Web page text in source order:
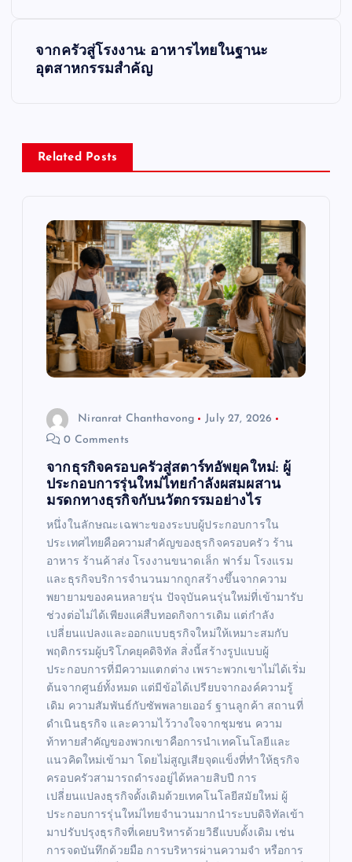
a
จากครัวสู่โรงงาน: อาหารไทยในฐานะ
อุตสาหกรรมสำคัญ
Related Posts
Niranrat Chanthavong
July 27, 2026
0 Comments
จากธุรกิจครอบครัวสู่สตาร์ทอัพยุคใหม่: ผู้
ประกอบการรุ่นใหม่ไทยกำลังผสมผสาน
มรดกทางธุรกิจกับนวัตกรรมอย่างไร
หนึ่งในลักษณะเฉพาะของระบบผู้ประกอบการใน
ประเทศไทยคือความสำคัญของธุรกิจครอบครัว ร้าน
อาหาร ร้านค้าส่ง โรงงานขนาดเล็ก ฟาร์ม โรงแรม
และธุรกิจบริการจำนวนมากถูกสร้างขึ้นจากความ
พยายามของคนหลายรุ่น ปัจจุบันคนรุ่นใหม่ที่เข้ามารับ
ช่วงต่อไม่ได้เพียงแค่สืบทอดกิจการเดิม แต่กำลัง
เปลี่ยนแปลงและออกแบบธุรกิจใหม่ให้เหมาะสมกับ
พฤติกรรมผู้บริโภคยุคดิจิทัล สิ่งนี้สร้างรูปแบบผู้
ประกอบการที่มีความแตกต่าง เพราะพวกเขาไม่ได้เริ่ม
ต้นจากศูนย์ทั้งหมด แต่มีข้อได้เปรียบจากองค์ความรู้
เดิม ความสัมพันธ์กับซัพพลายเออร์ ฐานลูกค้า สถานที่
ดำเนินธุรกิจ และความไว้วางใจจากชุมชน ความ
ท้าทายสำคัญของพวกเขาคือการนำเทคโนโลยีและ
แนวคิดใหม่เข้ามา โดยไม่สูญเสียจุดแข็งที่ทำให้ธุรกิจ
ครอบครัวสามารถดำรงอยู่ได้หลายสิบปี การ
เปลี่ยนแปลงธุรกิจดั้งเดิมด้วยเทคโนโลยีสมัยใหม่ ผู้
ประกอบการรุ่นใหม่ไทยจำนวนมากนำระบบดิจิทัลเข้า
มาปรับปรุงธุรกิจที่เคยบริหารด้วยวิธีแบบดั้งเดิม เช่น
การจดบันทึกด้วยมือ การบริหารผ่านความจำ หรือการ